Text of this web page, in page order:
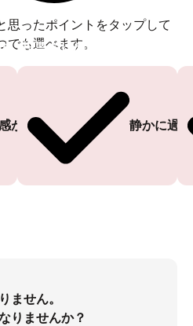
思ったポイントをタップして
でも選べます。
がある 静かに過
投票ありがとうございます
ません。
りませんか？